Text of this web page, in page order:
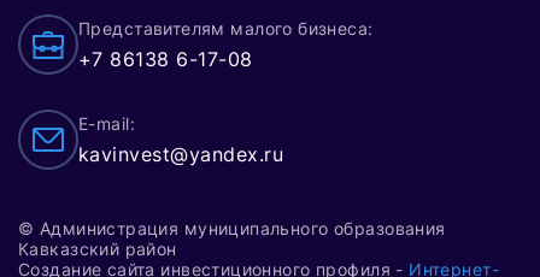
Представителям малого бизнеса:
+7 86138 6-17-08
E-mail:
kavinvest@yandex.ru
© Администрация муниципального образования
Кавказский район
Создание сайта инвестиционного профиля - Интернет-